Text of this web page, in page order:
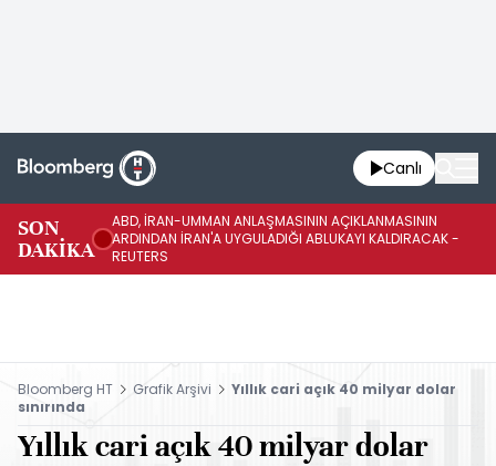
Canlı
SON
DAKİKA
ABD, İRAN-UMMAN ANLAŞMASININ AÇIKLANMASININ
ARDINDAN İRAN'A UYGULADIĞI ABLUKAYI KALDIRACAK -
REUTERS
Bloomberg HT Grafik Arşivi
Yıllık cari açık 40 milyar dolar
sınırında
Yıllık cari açık 40 milyar dolar